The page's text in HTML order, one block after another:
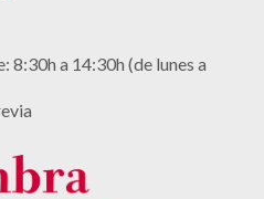
8:30h a 14:30h (de lunes a